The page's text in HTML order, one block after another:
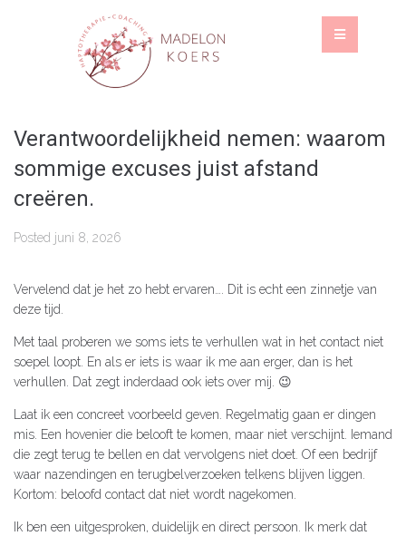
Verantwoordelijkheid nemen: waarom
sommige excuses juist afstand
creëren.
Posted juni 8, 2026
Vervelend dat je het zo hebt ervaren…. Dit is echt een zinnetje van
deze tijd.
Met taal proberen we soms iets te verhullen wat in het contact niet
soepel loopt. En als er iets is waar ik me aan erger, dan is het
verhullen. Dat zegt inderdaad ook iets over mij. 😉
Laat ik een concreet voorbeeld geven. Regelmatig gaan er dingen
mis. Een hovenier die belooft te komen, maar niet verschijnt. Iemand
die zegt terug te bellen en dat vervolgens niet doet. Of een bedrijf
waar nazendingen en terugbelverzoeken telkens blijven liggen.
Kortom: beloofd contact dat niet wordt nagekomen.
Ik ben een uitgesproken, duidelijk en direct persoon. Ik merk dat